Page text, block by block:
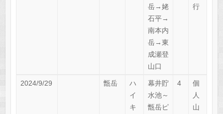
岳→姥
石平→
南本内
岳→東
成瀬登
山口
行
2024/9/29 甑岳
ハ
イ
キ
幕井貯
水池～
甑岳ピ
4
個
人
山